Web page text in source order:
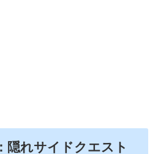
隠れサイドクエスト